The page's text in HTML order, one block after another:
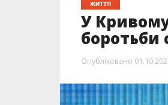
ЖИТТЯ
У
боротьби
Опубліковано